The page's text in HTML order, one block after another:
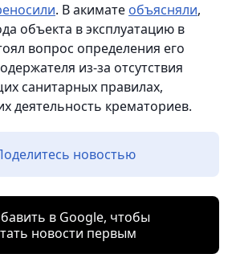
. В акимате объясняли,
объекта в эксплуатацию в
вопрос определения его
из-за отсутствия
санитарных правилах,
деятельность крематориев.
новостью
в Google, чтобы
новости первым